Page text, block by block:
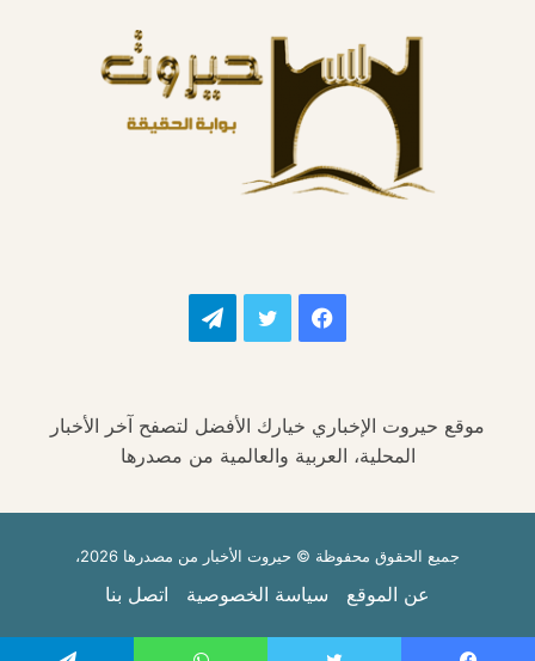
فيسبوك تويتر تيلقرام
موقع حيروت الإخباري خيارك الأفضل لتصفح آخر الأخبار
المحلية، العربية والعالمية من مصدرها
جميع الحقوق محفوظة © حيروت الأخبار من مصدرها 2026،
عن الموقع سياسة الخصوصية اتصل بنا